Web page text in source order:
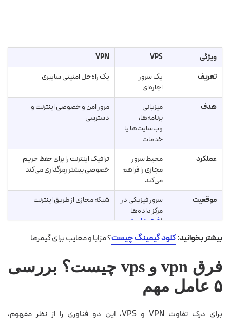
ویژگی VPS
VPN
تعریف
یک سرور
اجاره‌ای
یک راه‌حل امنیتی سایبری
هدف
میزبانی
برنامه‌ها،
وب‌سایت‌ها یا
خدمات
مرور امن و خصوصی اینترنت و
دسترسی
عملکرد
محیط سرور
مجازی را فراهم
می‌کند
ترافیک اینترنت را برای حفظ حریم
خصوصی بیشتر رمزگذاری می‌کند
موقعیت
سرور فیزیکی در
مرکز داده‌ها
(فرق هاست و
سرور
شبکه مجازی از طریق اینترنت
سفارشی‌سازی
کامل سرور
موارد استفاده
میزبانی وب،
غیره
بیشتر بخوانید:کلود گیمینگ چیست؟ مزایا و معایب برای گیمرها
فرق vpn و vps چیست؟ بررسی
۵ عامل مهم
برای درک تفاوت VPN و VPS، این دو فناوری را از نظر مفهوم،